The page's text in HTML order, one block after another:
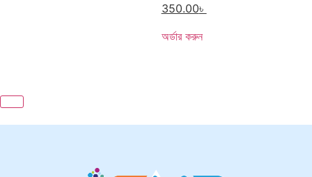
350.00৳
অর্ডার করুন